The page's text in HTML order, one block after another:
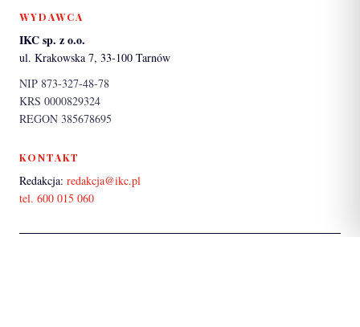
WYDAWCA
IKC sp. z o.o.
ul. Krakowska 7, 33-100 Tarnów
NIP 873-327-48-78
KRS 0000829324
REGON 385678695
KONTAKT
Redakcja: redakcja@ikc.pl
tel. 600 015 060